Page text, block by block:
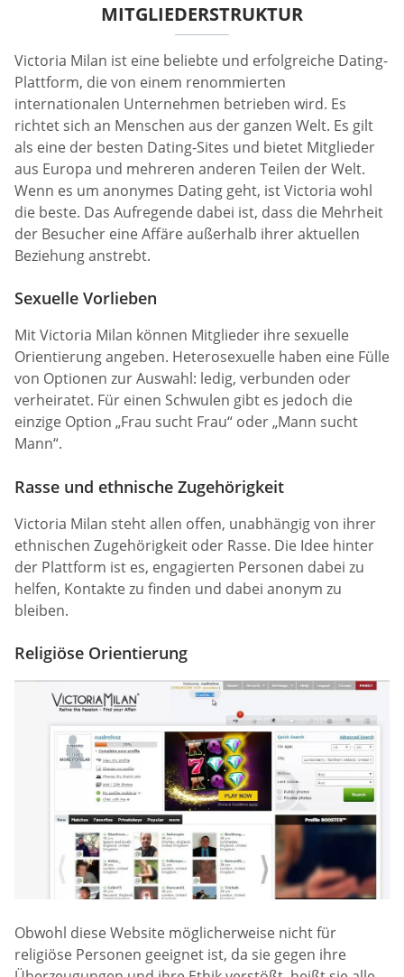
MITGLIEDERSTRUKTUR
Victoria Milan ist eine beliebte und erfolgreiche Dating-
Plattform, die von einem renommierten
internationalen Unternehmen betrieben wird. Es
richtet sich an Menschen aus der ganzen Welt. Es gilt
als eine der besten Dating-Sites und bietet Mitglieder
aus Europa und mehreren anderen Teilen der Welt.
Wenn es um anonymes Dating geht, ist Victoria wohl
die beste. Das Aufregende dabei ist, dass die Mehrheit
der Besucher eine Affäre außerhalb ihrer aktuellen
Beziehung anstrebt.
Sexuelle Vorlieben
Mit Victoria Milan können Mitglieder ihre sexuelle
Orientierung angeben. Heterosexuelle haben eine Fülle
von Optionen zur Auswahl: ledig, verbunden oder
verheiratet. Für einen Schwulen gibt es jedoch die
einzige Option „Frau sucht Frau“ oder „Mann sucht
Mann“.
Rasse und ethnische Zugehörigkeit
Victoria Milan steht allen offen, unabhängig von ihrer
ethnischen Zugehörigkeit oder Rasse. Die Idee hinter
der Plattform ist es, engagierten Personen dabei zu
helfen, Kontakte zu finden und dabei anonym zu
bleiben.
Religiöse Orientierung
Obwohl diese Website möglicherweise nicht für
religiöse Personen geeignet ist, da sie gegen ihre